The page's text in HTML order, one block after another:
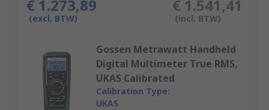
€ 1.273,89
(excl. BTW)
€ 1.541,41
(incl. BTW)
Gossen Metrawatt Handheld
Digital Multimeter True RMS,
UKAS Calibrated
Calibration Type:
UKAS